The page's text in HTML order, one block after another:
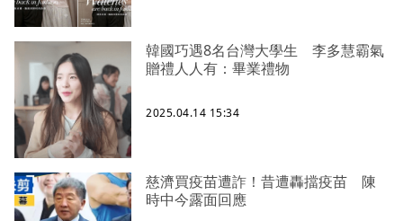
韓國巧遇8名台灣大學生 李多慧霸氣
贈禮人人有：畢業禮物
2025.04.14 15:34
慈濟買疫苗遭詐！昔遭轟擋疫苗 陳
時中今露面回應